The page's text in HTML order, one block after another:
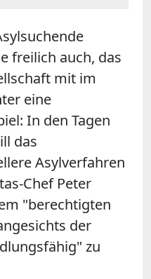
freilich auch, das
mit im
eine
In den Tagen
das
Asylverfahren
Chef Peter
"berechtigten
der
zu